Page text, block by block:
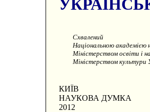
Схвалений
Національною академією
Міністерством освіти і
Міністерством культури
КИЇВ
НАУКОВА ДУМКА
2012